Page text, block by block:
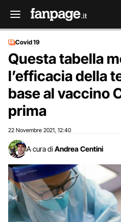
Covid 19
Questa tabella
l’efficacia della
base al vaccino
prima
22 Novembre 2021 12:40
A cura di Andrea Centini